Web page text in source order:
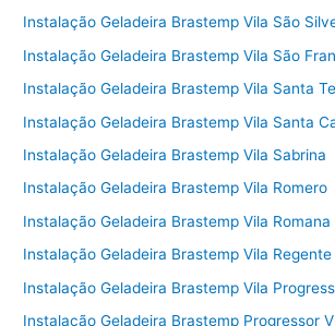
Instalação Geladeira Brastemp Vila São
Instalação Geladeira Brastemp Vila São
Instalação Geladeira Brastemp Vila Santa
Instalação Geladeira Brastemp Vila Santa
Instalação Geladeira Brastemp Vila Sabrina
Instalação Geladeira Brastemp Vila Romero
Instalação Geladeira Brastemp Vila Romana
Instalação Geladeira Brastemp Vila Regente
Instalação Geladeira Brastemp Vila
Instalação Geladeira Brastemp Progressor